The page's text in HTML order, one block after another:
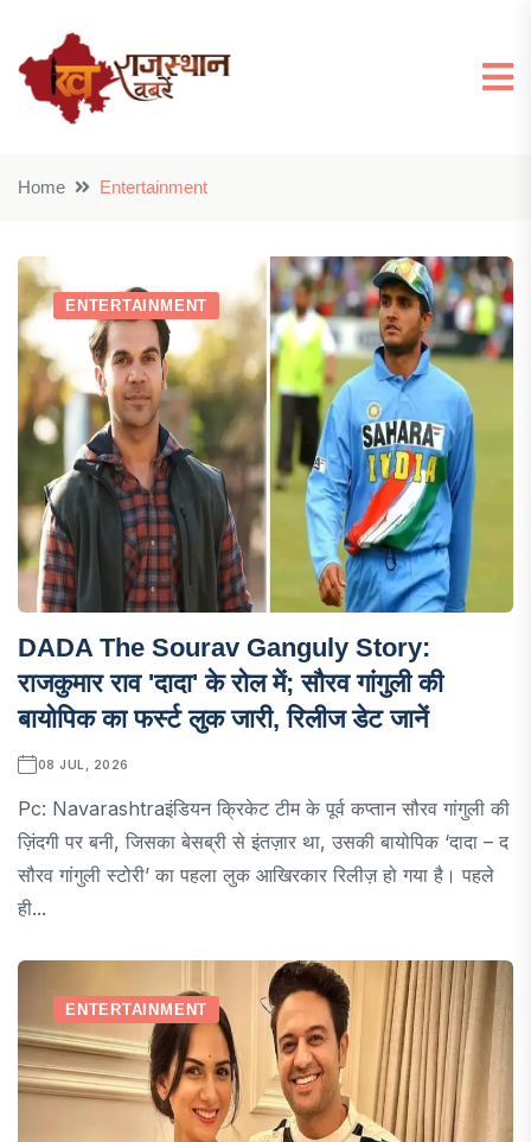
Home Entertainment
ENTERTAINMENT
DADA The Sourav Ganguly Story:
राजकुमार राव 'दादा' के रोल में; सौरव गांगुली की
बायोपिक का फर्स्ट लुक जारी, रिलीज डेट जानें
08 JUL, 2026
Pc: Navarashtraइंडियन क्रिकेट टीम के पूर्व कप्तान सौरव गांगुली की
ज़िंदगी पर बनी, जिसका बेसब्री से इंतज़ार था, उसकी बायोपिक ‘दादा – द
सौरव गांगुली स्टोरी’ का पहला लुक आखिरकार रिलीज़ हो गया है। पहले
ही...
ENTERTAINMENT